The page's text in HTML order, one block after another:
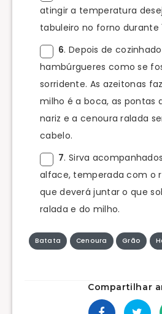
atingir a temperatura
tabuleiro no forno durante
6. Depois de
hambúrgueres como se
sorridente. As azeitonas
milho é a boca, as pontas
nariz e a cenoura ralada
cabelo.
7. Sirva
alface, temperada com o
que deverá juntar o que
ralada e do milho.
Batata Cenoura Grão
Compartilhar